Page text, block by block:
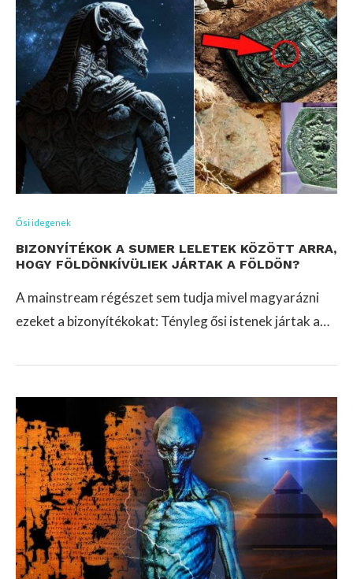
Ősi idegenek
BIZONYÍTÉKOK A SUMER LELETEK KÖZÖTT ARRA,
HOGY FÖLDÖNKÍVÜLIEK JÁRTAK A FÖLDÖN?
A mainstream régészet sem tudja mivel magyarázni
ezeket a bizonyítékokat: Tényleg ősi istenek jártak a…